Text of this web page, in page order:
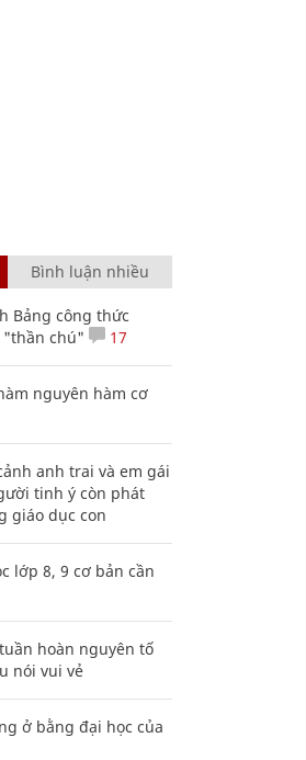
Bình luận nhiều
Bảng công thức
chú"
17
nguyên hàm cơ
anh trai và em gái
tinh ý còn phát
giáo dục con
lớp 8, 9 cơ bản cần
hoàn nguyên tố
nói vui vẻ
ở bằng đại học của